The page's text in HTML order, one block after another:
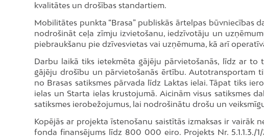
kvalitātes un drošības standartiem.
Mobilitātes punkta “Brasa” publiskās ārtelpas būvniecības
nodrošināt ceļa zīmju izvietošanu, iedzīvotāju un
piebraukšanu pie dzīvesvietas vai uzņēmuma, kā arī
Darbu laikā tiks ietekmēta gājēju pārvietošanās, līdz ar
gājēju drošību un pārvietošanās ērtību. Autotransportam
no Brasas satiksmes pārvada līdz Laktas ielai. Tāpat tiks
ielas un Starta ielas krustojumā. Aicinām visus satiksmes
satiksmes ierobežojumus, lai nodrošinātu drošu un
Kopējās ar projekta īstenošanu saistītās izmaksas ir vairāk
fonda finansējums līdz 800 000 eiro. Projekts Nr. 5.1.1.3./